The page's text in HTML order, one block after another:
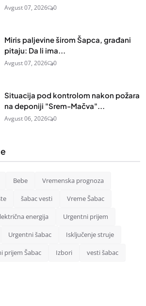
Avgust 07, 2026 0
Miris paljevine širom Šapca, građani
pitaju: Da li ima...
Avgust 07, 2026 0
Situacija pod kontrolom nakon požara
na deponiji "Srem-Mačva"...
Avgust 06, 2026 0
Bebe Vremenska prognoza
šabac vesti Vreme Šabac
energija Urgentni prijem
Urgentni šabac Isključenje struje
prijem Šabac Izbori vesti šabac